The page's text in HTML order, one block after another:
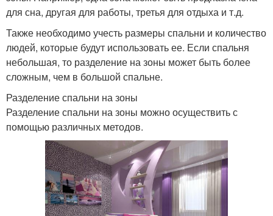
для сна, другая для работы, третья для отдыха и т.д.
Также необходимо учесть размеры спальни и количество
людей, которые будут использовать ее. Если спальня
небольшая, то разделение на зоны может быть более
сложным, чем в большой спальне.
Разделение спальни на зоны
Разделение спальни на зоны можно осуществить с
помощью различных методов.